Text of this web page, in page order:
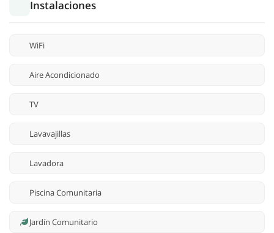
Instalaciones
WiFi
Aire Acondicionado
TV
Lavavajillas
Lavadora
Piscina Comunitaria
Jardín Comunitario